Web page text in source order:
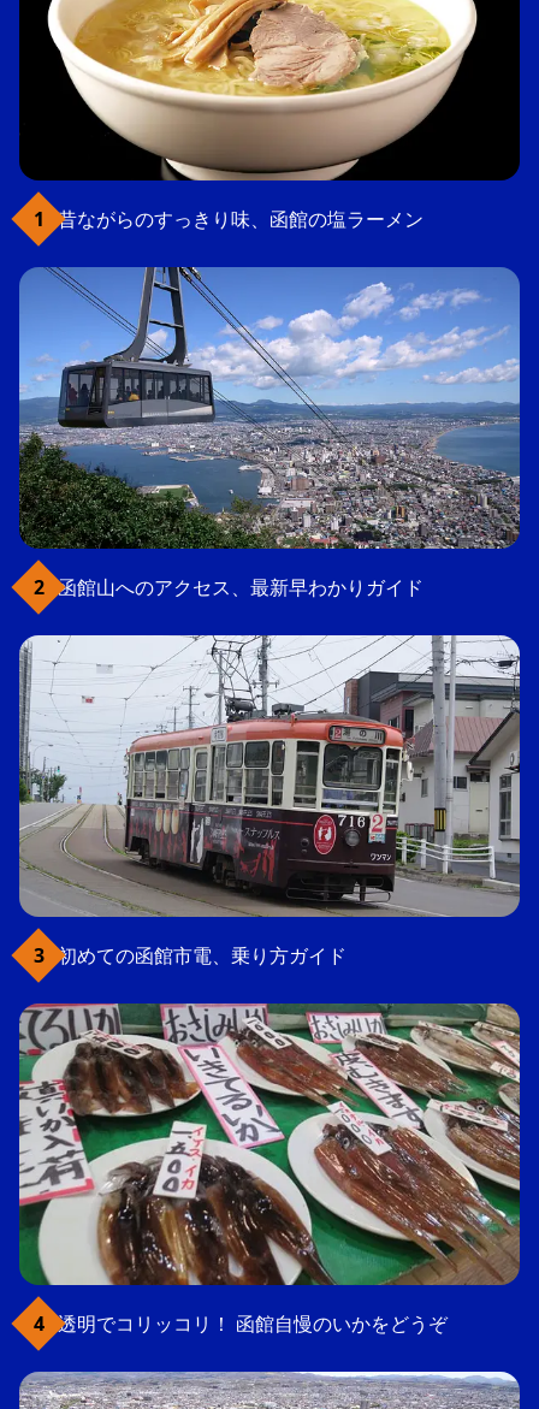
昔ながらのすっきり味、函館の塩ラーメン
函館山へのアクセス、最新早わかりガイド
初めての函館市電、乗り方ガイド
透明でコリッコリ！ 函館自慢のいかをどうぞ